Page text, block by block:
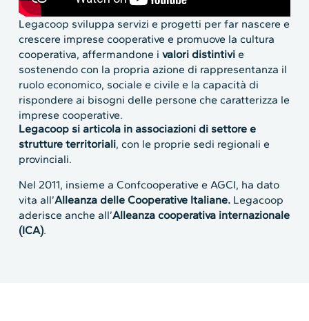
Legacoop sviluppa servizi e progetti per far nascere e
crescere imprese cooperative e promuove la cultura
cooperativa, affermandone i valori distintivie
sostenendo con la propria azione di rappresentanza il
ruolo economico, sociale e civile e la capacità di
rispondere ai bisogni delle persone che caratterizza le
imprese cooperative.
Legacoop si articola in associazioni di settore e
strutture territoriali, con le proprie sedi regionali e
provinciali.
Nel 2011, insieme a Confcooperative e AGCI, ha dato
vita all’Alleanza delle Cooperative Italiane.Legacoop
aderisce anche all’Alleanza cooperativa internazionale
(ICA).